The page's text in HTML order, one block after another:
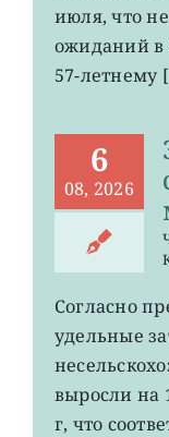
июля, что
ожиданий в
57-летнему
6
08, 2026
Согласно
удельные
выросли на
г, что